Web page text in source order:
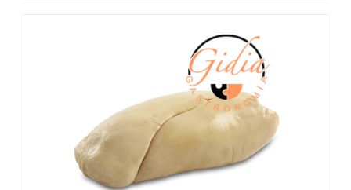
61.47€. 51.64€.